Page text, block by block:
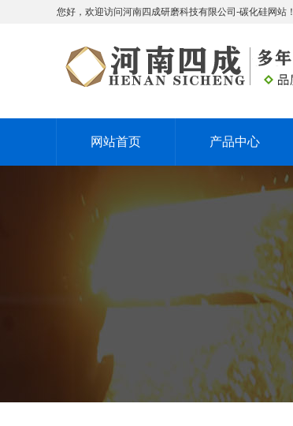
您好，欢迎访问河南四成研磨科技有限公司-碳化硅网站！
网站首页 产品中心